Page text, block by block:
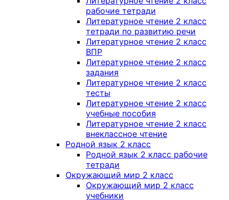
рабочие тетради
Литературное чтение 2 класс
тетради по развитию речи
Литературное чтение 2 класс
ВПР
Литературное чтение 2 класс
задания
Литературное чтение 2 класс
тесты
Литературное чтение 2 класс
учебные пособия
Литературное чтение 2 класс
внеклассное чтение
Родной язык 2 класс
Родной язык 2 класс рабочие
тетради
Окружающий мир 2 класс
Окружающий мир 2 класс
учебники